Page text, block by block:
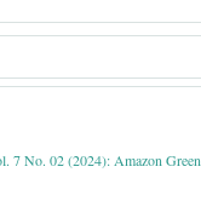
7 No. 02 (2024): Amazon Green